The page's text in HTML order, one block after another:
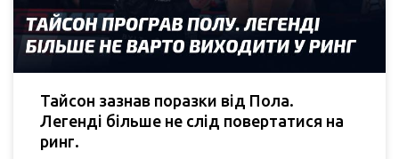
Тайсон зазнав поразки від Пола.
Легенді більше не слід повертатися на
ринг.